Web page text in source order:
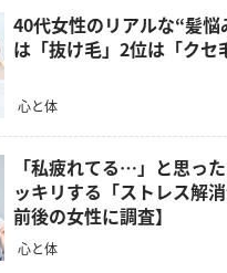
40代女性のリアルな“髪
は「抜け毛」2位は「ク
心と体
「私疲れてる…」と思っ
ッキリする「ストレス解
前後の女性に調査】
心と体